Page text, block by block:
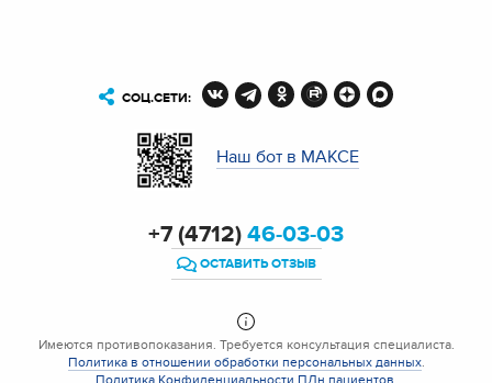
СОЦ.СЕТИ:
Наш бот в МАКСЕ
+7 (4712)46-03-03
ОСТАВИТЬ ОТЗЫВ
Имеются противопоказания. Требуется консультация специалиста.
Политика в отношении обработки персональных данных.